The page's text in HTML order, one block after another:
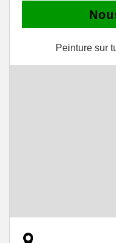
Peinture sur